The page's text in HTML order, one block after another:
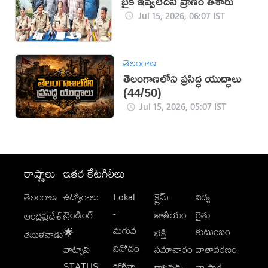
Jul 15, 2026, 06:07 IST
తెలంగాణ
తెలంగాణలోని ప్రసిద్ధ యుద్ధాలు
(44/50)
Jul 15, 2026, 05:07 IST
రాష్ట్రాలు
తెలంగాణ
ఆంధ్రప్రదేశ్
తమిళనాడు
ఇతర కేటగిరీలు
ఉద్యోగాలు
ట్రెండింగ్
🌟
వాట్సాప్
Lokal
-
మగువ
వినోదం
క్రైమ్
జాతీయం
భక్తి
సమాచారం
విద్య
రైతు
కుటుంబం
వాతావరణం